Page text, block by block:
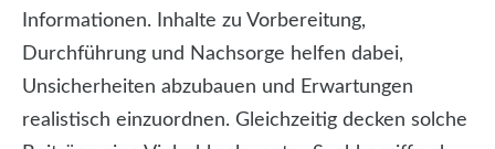
Informationen. Inhalte zu Vorbereitung,
Durchführung und Nachsorge helfen dabei,
Unsicherheiten abzubauen und Erwartungen
realistisch einzuordnen. Gleichzeitig decken solche